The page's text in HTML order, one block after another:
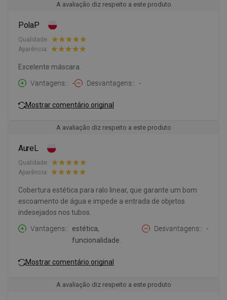
A avaliação diz respeito a este produto
PolaP
Qualidade:
Aparência:
Excelente máscara.
Vantagens:
- Desvantagens: -
Mostrar comentário original
A avaliação diz respeito a este produto
AureL
Qualidade:
Aparência:
Cobertura estética para ralo linear, que garante um bom
escoamento de água e impede a entrada de objetos
indesejados nos tubos.
Vantagens:
estética,
funcionalidade.
Desvantagens: -
Mostrar comentário original
A avaliação diz respeito a este produto